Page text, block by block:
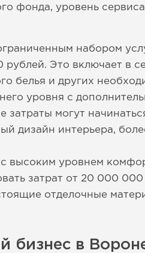
фонда, уровень
набором
Это включает в
белья и других
уровня с
могут
дизайн интерьера,
высоким уровнем
затрат от 20 000
отделочные
бизнес в